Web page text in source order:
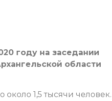
году на заседании
области
1,5 тысячи человек.